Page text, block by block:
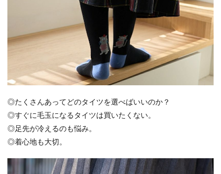
◎たくさんあってどのタイツを選べばいいのか？
◎すぐに毛玉になるタイツは買いたくない。
◎足先が冷えるのも悩み。
◎着心地も大切。